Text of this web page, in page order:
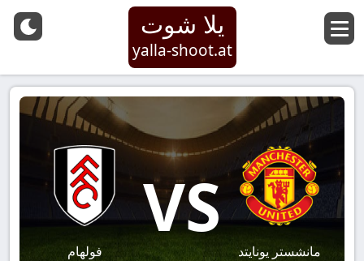
يلا شوت
yalla-shoot.at
مانشستر يونايتد
VS
فولهام